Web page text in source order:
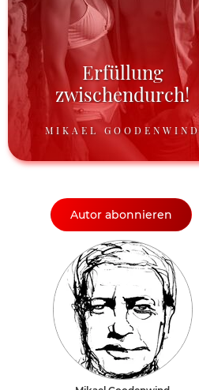
Erfüllung
zwischendurch!
MIKAEL GOODENWIND
Autor abonnieren